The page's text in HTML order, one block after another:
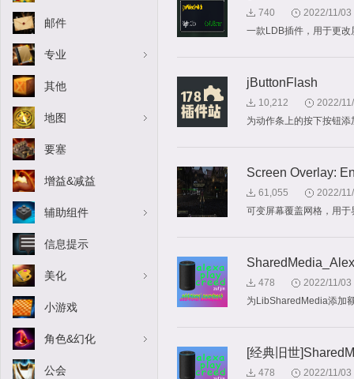
邮件
专业
其他
地图
要塞
增益&减益
辅助组件
信息提示
美化
小游戏
角色&幻化
公会
740
2022/11/03
一款LDB插件，用于更改
jButtonFlash
10,212
2022/
为动作条上的按下按钮添
Screen Overlay:
61,055
2022/
可变屏幕覆盖网格，用于
478
2022/11/03
为LibSharedMedia添加
[经典旧世
478
2022/11/03